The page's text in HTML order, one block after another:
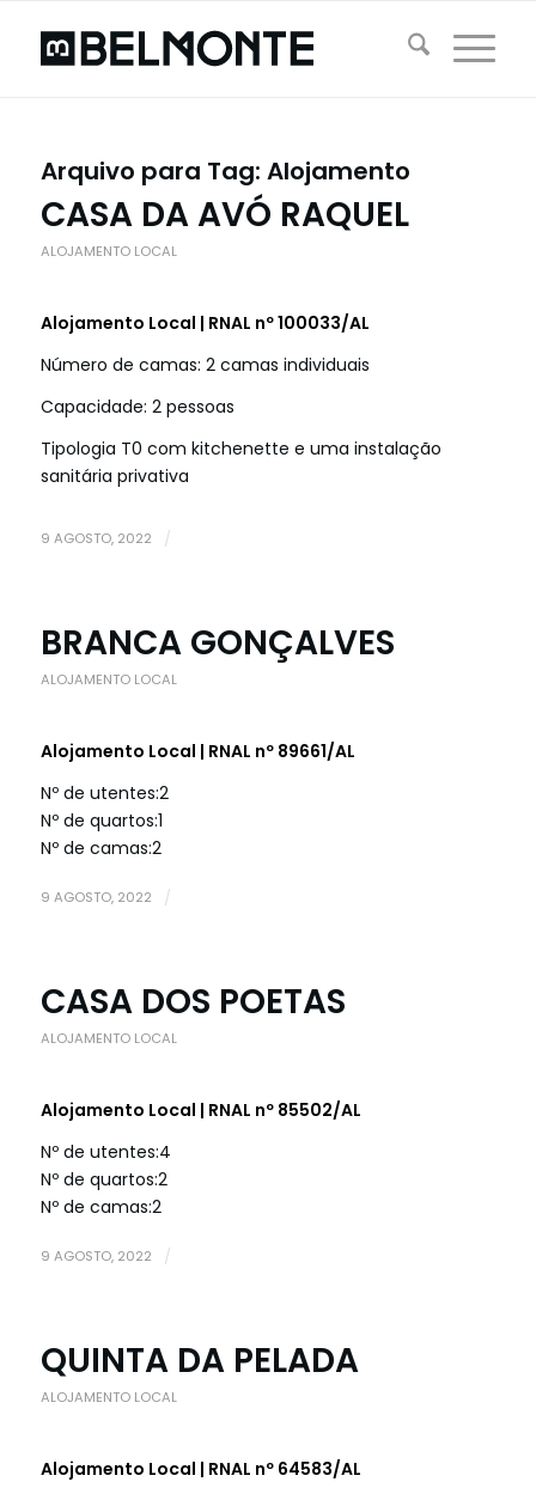
Arquivo para Tag: Alojamento
CASA DA AVÓ RAQUEL
ALOJAMENTO LOCAL
Alojamento Local | RNAL nº 100033/AL
Número de camas: 2 camas individuais
Capacidade: 2 pessoas
Tipologia T0 com kitchenette e uma instalação
sanitária privativa
9 AGOSTO, 2022 /
BRANCA GONÇALVES
ALOJAMENTO LOCAL
Alojamento Local | RNAL nº 89661/AL
Nº de utentes:2
Nº de quartos:1
Nº de camas:2
9 AGOSTO, 2022 /
CASA DOS POETAS
ALOJAMENTO LOCAL
Alojamento Local | RNAL nº 85502/AL
Nº de utentes:4
Nº de quartos:2
Nº de camas:2
9 AGOSTO, 2022 /
QUINTA DA PELADA
ALOJAMENTO LOCAL
Alojamento Local | RNAL nº 64583/AL